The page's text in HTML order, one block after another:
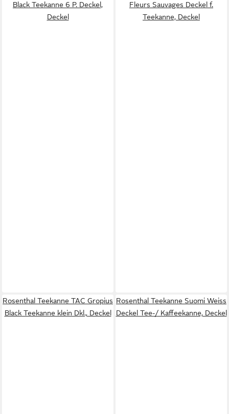
Black Teekanne 6 P. Deckel,
Deckel
Fleurs Sauvages Deckel f.
Teekanne, Deckel
Rosenthal Teekanne TAC Gropius
Black Teekanne klein Dkl., Deckel
Rosenthal Teekanne Suomi Weiss
Deckel Tee-/ Kaffeekanne, Deckel